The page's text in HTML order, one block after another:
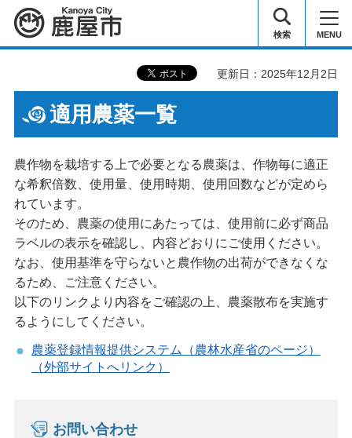
鹿屋市 検索 MENU
更新日：2025年12月2日
適用農薬一覧
農作物を栽培する上で必要となる農薬は、作物毎に適正
な希釈倍数、使用量、使用時期、使用回数などが定めら
れています。
そのため、農薬の使用にあたっては、使用前に必ず商品
ラベルの表示を確認し、内容どおりにご使用ください。
なお、使用基準を守らないと農作物の出荷ができなくな
るため、ご注意ください。
以下のリンクより内容をご確認の上、農薬散布を実施す
るようにしてください。
農薬登録情報提供システム（農林水産省のページ）
（外部サイトへリンク）
お問い合わせ